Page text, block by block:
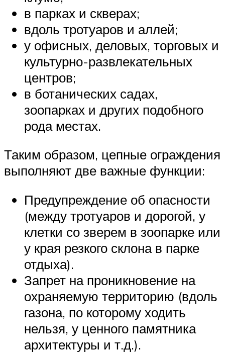
в парках и скверах;
вдоль тротуаров и аллей;
у офисных, деловых, торговых и
культурно-развлекательных
центров;
в ботанических садах,
зоопарках и других подобного
рода местах.
Таким образом, цепные ограждения
выполняют две важные функции:
Предупреждение об опасности
(между тротуаров и дорогой, у
клетки со зверем в зоопарке или
у края резкого склона в парке
отдыха).
Запрет на проникновение на
охраняемую территорию (вдоль
газона, по которому ходить
нельзя, у ценного памятника
архитектуры и т.д.).